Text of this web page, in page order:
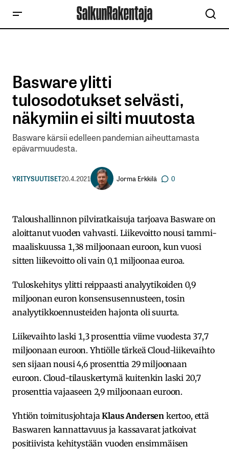
Basware ylitti
tulosodotukset selvästi,
näkymiin ei silti muutosta
Basware kärsii edelleen pandemian aiheuttamasta
epävarmuudesta.
YRITYSUUTISET20.4.2021 Jorma Erkkilä 0
Taloushallinnon pilviratkaisuja tarjoava Basware on
aloittanut vuoden vahvasti. Liikevoitto nousi tammi-
maaliskuussa 1,38 miljoonaan euroon, kun vuosi
sitten liikevoitto oli vain 0,1 miljoonaa euroa.
Tuloskehitys ylitti reippaasti analyytikoiden 0,9
miljoonan euron konsensusennusteen, tosin
analyytikkoennusteiden hajonta oli suurta.
Liikevaihto laski 1,3 prosenttia viime vuodesta 37,7
miljoonaan euroon. Yhtiölle tärkeä Cloud-liikevaihto
sen sijaan nousi 4,6 prosenttia 29 miljoonaan
euroon. Cloud-tilauskertymä kuitenkin laski 20,7
prosenttia vajaaseen 2,9 miljoonaan euroon.
Yhtiön toimitusjohtajaKlaus Andersen kertoo, että
Baswaren kannattavuus ja kassavarat jatkoivat
positiivista kehitystään vuoden ensimmäisen